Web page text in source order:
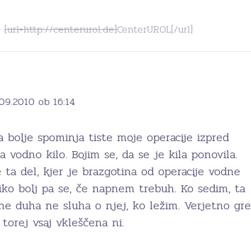
[url=http://centerurol.de]CenterUROL[/url]
ob 16:14
bolje spominja tiste moje operacije izpred
kilo. Bojim se, da se je kila ponovila.
del, kjer je brazgotina od operacije vodne
bolj pa se, če napnem trebuh. Ko sedim, ta
duha ne sluha o njej, ko ležim. Verjetno gre
vsaj vkleščena ni.